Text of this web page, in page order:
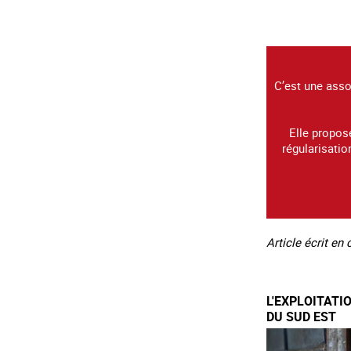
C’est une
Elle
Article écrit en
DU SUD EST